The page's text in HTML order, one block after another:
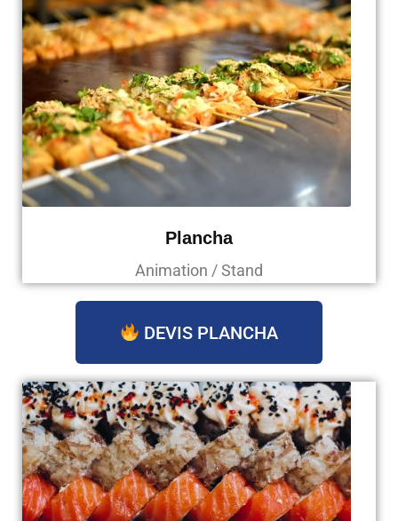
Plancha
Animation / Stand
DEVIS PLANCHA